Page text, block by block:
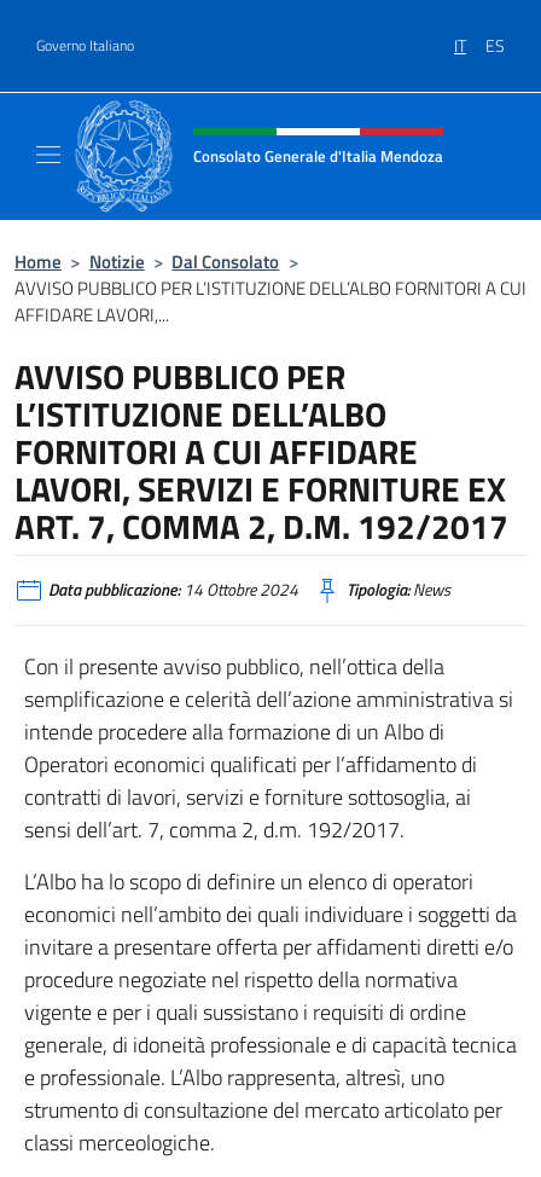
Governo Italiano IT ES
Intestazione sito, social e menù
Consolato Generale d'Italia Mendoza
Home > Notizie > Dal Consolato >
AVVISO PUBBLICO PER L’ISTITUZIONE DELL’ALBO FORNITORI A CUI
AFFIDARE LAVORI,...
AVVISO PUBBLICO PER
L’ISTITUZIONE DELL’ALBO
FORNITORI A CUI AFFIDARE
LAVORI, SERVIZI E FORNITURE EX
ART. 7, COMMA 2, D.M. 192/2017
Data pubblicazione:14 Ottobre 2024 Tipologia:News
Con il presente avviso pubblico, nell’ottica della
semplificazione e celerità dell’azione amministrativa si
intende procedere alla formazione di un Albo di
Operatori economici qualificati per l’affidamento di
contratti di lavori, servizi e forniture sottosoglia, ai
sensi dell’art. 7, comma 2, d.m. 192/2017.
L’Albo ha lo scopo di definire un elenco di operatori
economici nell’ambito dei quali individuare i soggetti da
invitare a presentare offerta per affidamenti diretti e/o
procedure negoziate nel rispetto della normativa
vigente e per i quali sussistano i requisiti di ordine
generale, di idoneità professionale e di capacità tecnica
e professionale. L’Albo rappresenta, altresì, uno
strumento di consultazione del mercato articolato per
classi merceologiche.